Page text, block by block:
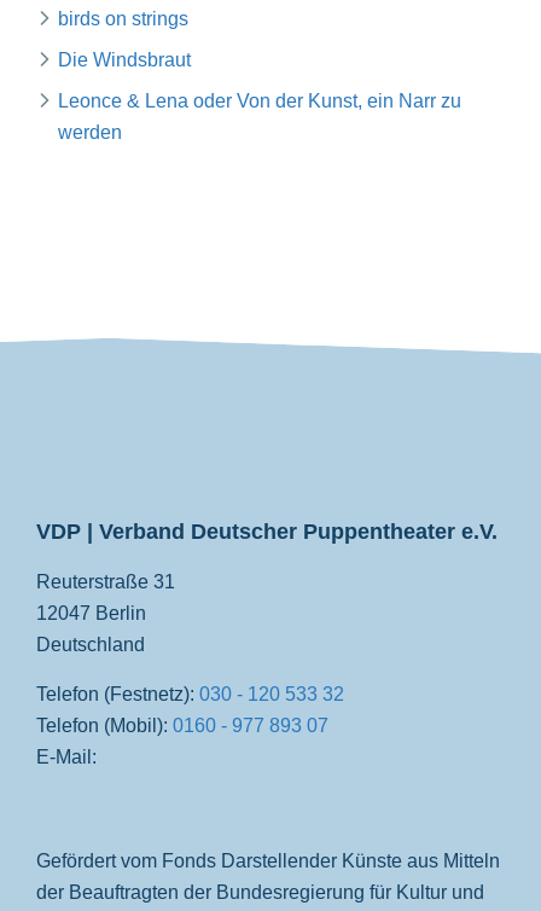
birds on strings
Die Windsbraut
Leonce & Lena oder Von der Kunst, ein Narr zu
werden
VDP | Verband Deutscher Puppentheater e.V.
Reuterstraße 31
12047 Berlin
Deutschland
Telefon (Festnetz): 030 - 120 533 32
Telefon (Mobil): 0160 - 977 893 07
E-Mail:
Gefördert vom Fonds Darstellender Künste aus Mitteln
der Beauftragten der Bundesregierung für Kultur und